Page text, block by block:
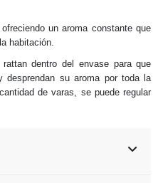
un aroma constante que
habitación.
dentro del envase para que
su aroma por toda la
de varas, se puede regular